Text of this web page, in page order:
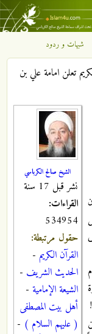
شبهات و ردود
تعلن امامة علي بن
الشيخ صالح الكرباسي
نشر قبل 17 سنة
القراءات:
534954
حقول مرتبطة:
القرآن الكريم -
الحديث الشريف -
الشيعة الإمامية -
أهل بيت المصطفى
( عليهم السلام ) -